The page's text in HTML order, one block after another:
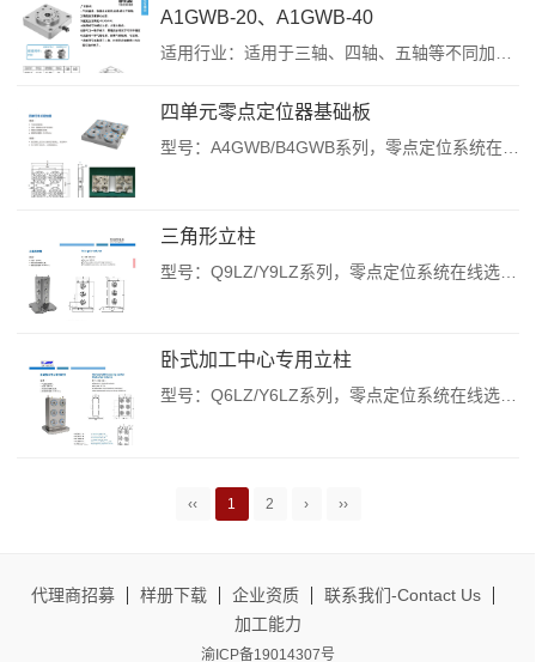
A1GWB-20、A1GWB-40
四单元零点定位器基础板
型号：A4GWB/B4GWB系列，零点定位系统在线选型及资料下载，获取报价，请致电：153-303-92927《四单元零点定位器基础板》 **产品特征：随着机械自动化程度越来越高，我公司数控设备日益增多，为保证产品质量，提高生产效率，又引进了零点定位系统。它是一个的定位和锁紧装置，能保证工件从一个工位到另一个工位，一个工序到另一个工序，或一台机床到另一台机床，零点始终保持不变...
三角形立柱
卧式加工中心专用立柱
型号：Q6LZ/Y6LZ系列，零点定位系统在线选型及资料下载，获取报价，请致电：153-303-92927----《卧式加工中心专用立柱》**产品描述：*气压/液压解锁；材质：QT500；*表面及活塞硬化处理；重复定位精度<0.005mm；** 产品特点：*斜立柱是数控卧式加工中心的重要零件，在机械加工零件中，凡是带有角度的加工件均称为疑难件。该件除了体积大外，关键是工件在装夹中的难度。该件...
‹‹ 1 2 › ››
代理商招募 样册下载 企业资质
联系我们-Contact Us
加工能力
渝ICP备19014307号